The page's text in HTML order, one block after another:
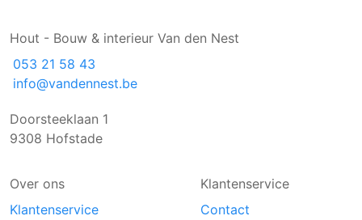
Hout - Bouw & interieur Van den Nest
053 21 58 43
info@vandennest.be
Doorsteeklaan 1
9308 Hofstade
Over ons
Klantenservice
Klantenservice
Contact